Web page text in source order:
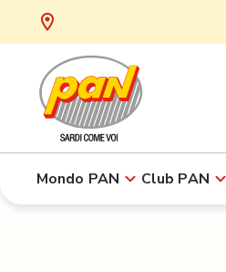
Mondo PAN Club PAN